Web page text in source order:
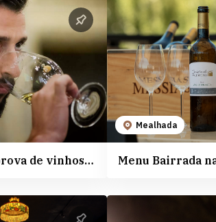
Masterclass prova de vinhos | Vinhos de Talha Malápio
Mealhada